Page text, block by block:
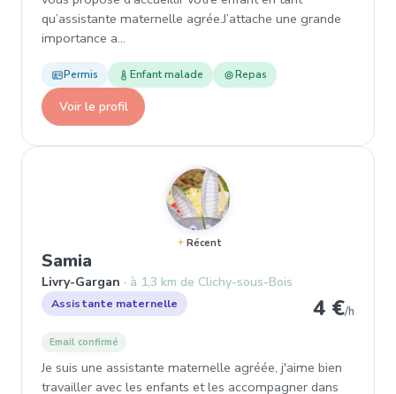
qu’assistante maternelle agrée.J’attache une grande
importance a…
Permis Enfant malade Repas
Voir le profil
Récent
Samia
Livry-Gargan à 1,3 km de Clichy-sous-Bois
Assistante maternelle 4 €/h
Email confirmé
Je suis une assistante maternelle agréée, j'aime bien
travailler avec les enfants et les accompagner dans